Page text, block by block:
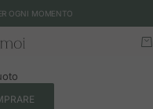
OGNI MOMENTO